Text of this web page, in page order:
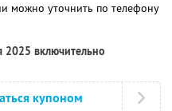
можно уточнить по телефону
2025 включительно
купоном